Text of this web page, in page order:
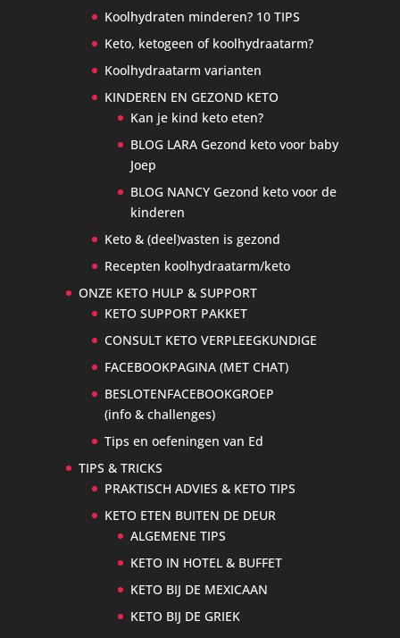
Koolhydraten minderen? 10 TIPS
Keto, ketogeen of koolhydraatarm?
Koolhydraatarm varianten
KINDEREN EN GEZOND KETO
Kan je kind keto eten?
BLOG LARA Gezond keto voor baby
Joep
BLOG NANCY Gezond keto voor de
kinderen
Keto & (deel)vasten is gezond
Recepten koolhydraatarm/keto
ONZE KETO HULP & SUPPORT
KETO SUPPORT PAKKET
CONSULT KETO VERPLEEGKUNDIGE
FACEBOOKPAGINA (MET CHAT)
BESLOTENFACEBOOKGROEP
(info & challenges)
Tips en oefeningen van Ed
TIPS & TRICKS
PRAKTISCH ADVIES & KETO TIPS
KETO ETEN BUITEN DE DEUR
ALGEMENE TIPS
KETO IN HOTEL & BUFFET
KETO BIJ DE MEXICAAN
KETO BIJ DE GRIEK